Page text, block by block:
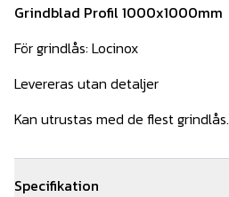
Grindblad Profil 1000x1000mm
För grindlås: Locinox
Levereras utan detaljer
Kan utrustas med de flest grindlås.
Specifikation